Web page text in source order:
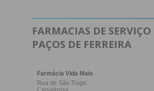
FARMACIAS DE SERVIÇO
PAÇOS DE FERREIRA